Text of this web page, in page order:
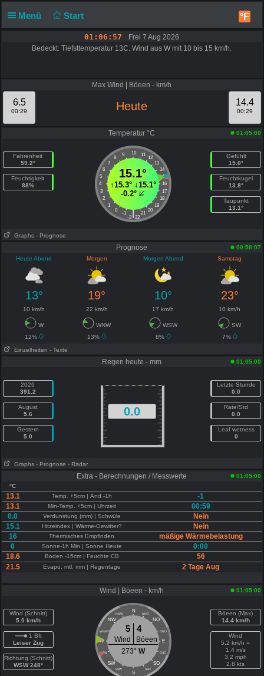
Menü Start °F
01:06:57
Frei 7 Aug 2026
Bedeckt. Tiefsttemperatur 13C. Wind aus W mit 10 bis 15 km/h.
Max Wind | Böeen - km/h
6.5
00:29
14.4
00:29
Heute
Temperatur °C 01:05:00
Fahrenheit
59.2°
Feuchtigkeit
88%
10
9 11
8
12
7
13
6
14
5
15
4
16
3
17
2
18
1
19
0
20
-1 21
|
-2 22
15.1°
↑15.3°↓15.1°
-0.2°
Gefühlt
15.0°
Feuchtkugel
13.8°
Taupunkt
13.1°
Graphs - Prognose
Prognose
00:58:07
Heute Abend
Morgen Morgen Abend Samstag
13° 19° 10° 23°
10 km/h 22 km/h 17 km/h 10 km/h
W WNW WSW
SW
12%
13% 8%
7%
Einzelheiten - Texte
Regen heute - mm 01:05:00
2026
391.2
August
5.6
Gestern
5.0
0.0
Letzte Stunde
0.0
Rate/Std
0.0
Leaf wetness
0
Graphs - Prognose - Radar
Extra - Berechnungen / Messwerte
01:05:00
°C
13.1 Temp. +5cm | Änd.-1h
-1
13.1
Min-Temp. +5cm | Uhrzeit
00:59
0.0
Verdunstung (mm) | Schwüle
Nein
15.1
Hitzeindex | Wärme-Gewitter?
Nein
16
Thermisches Empfinden
mäßige Wärmebelastung
0
Sonne-1h Min | Sonne Heute
0:00
18.6
Boden -15cm | Feuchte CB
56
21.5
Evapo. mtl. mm | Regentage 2 Tage Aug
Wind | Böeen - km/h 01:05:00
Wind (Schnitt)
5.0 km/h
1 Bft
Leiser Zug
Richtung (Schnitt)
WSW 248°
N
NNW NNO
NW NO
WNW ONO
W E
WSW OSO
SW SO
SSW SSO
S
5 4
Wind
Böeen
273° W
Böeen (Max)
14.4 km/h
Wind
5.2 km/h =
1.4 m/s
3.2 mph
2.8 kts